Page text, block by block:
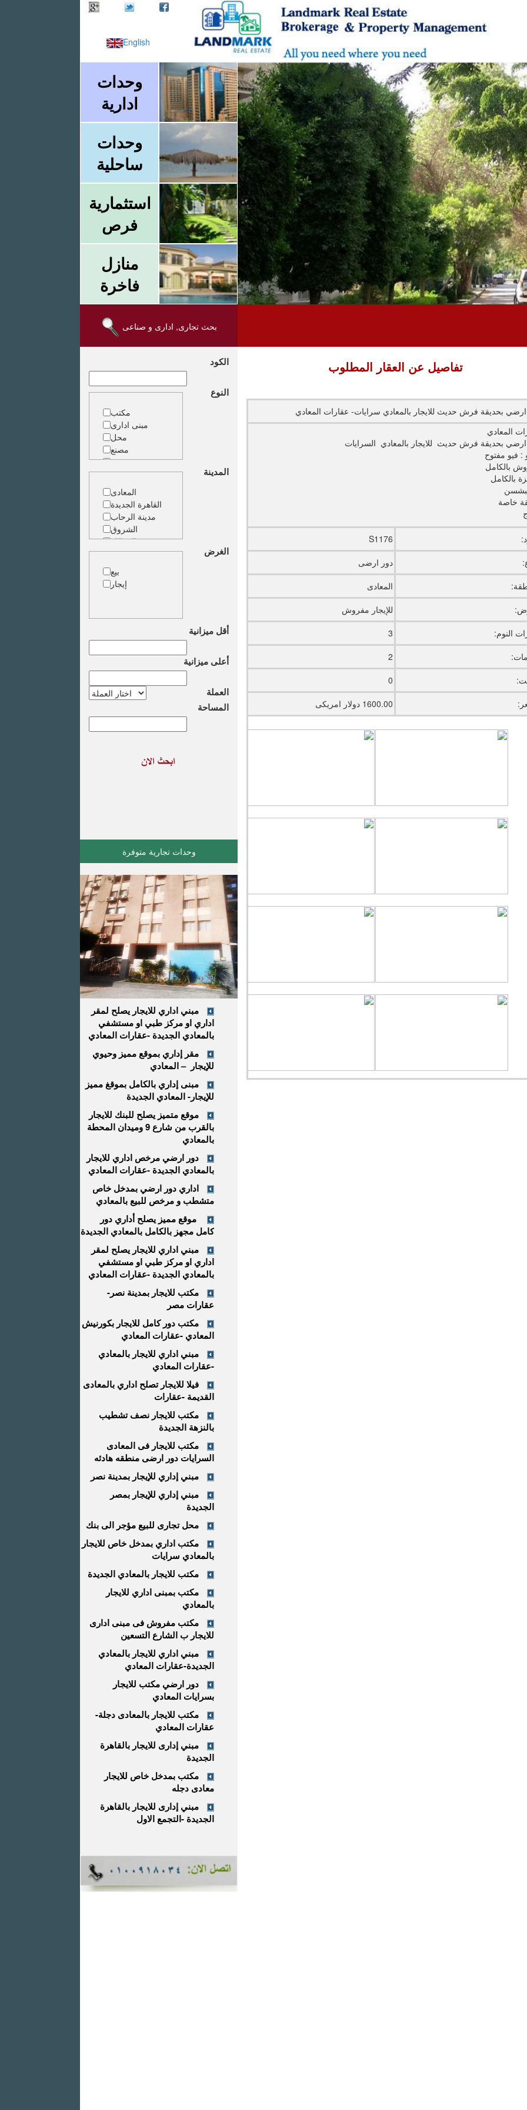
English
وحدات
ادارية
وحدات
ساحلية
استثمارية
فرص
منازل
فاخرة
تفاصيل عن العقار المطلوب
بحديقة فرش حديث للايجار بالمعادي سرايات- عقارات المعادي
المعادي
بحديقة فرش حديث للايجار بالمعادي السرايات
: فيو مفتوح
بالكامل
بالكامل
خاصة
S1176
دور ارضى
المعادى
للإيجار مفروش
النوم:
3
2
0
1600.00 دولار امريكى
بحث تجارى, ادارى و صناعى
الكود
النوع
مكتب
مبنى ادارى
محل
مصنع
مخزن
ارض خدمات
المدينة
المعادى
القاهرة الجديدة
مدينة الرحاب
الشروق
الزمالك
جاردن سيتى
المهندسين
الجيزة
مدينة نصر
السادس من
طريق القاهرة
الاسكندرية
العين السخنة
الساحل الشمالى
الغرض
بيع
إيجار
أقل ميزانية
أعلى ميزانية
العملة
المساحة
وحدات تجارية متوفرة
مبني اداري للايجار يصلح لمقر
اداري او مركز طبي او مستشفي
بالمعادي الجديدة -عقارات المعادي
مقر إداري بموقع مميز وحيوي
للإيجار – المعادي
مبنى إداري بالكامل بموقغ مميز
للإيجار- المعادي الجديدة
موقع متميز يصلح للبنك للايجار
بالقرب من شارع 9 وميدان المحطة
بالمعادي
دور ارضي مرخص اداري للايجار
بالمعادي الجديدة -عقارات المعادي
اداري دور ارضي بمدخل خاص
متشطب و مرخص للبيع بالمعادي
موقع مميز يصلح أداري دور
كامل مجهز بالكامل بالمعادي الجديدة
مبني اداري للايجار يصلح لمقر
اداري او مركز طبي او مستشفي
بالمعادي الجديدة -عقارات المعادي
مكتب للايجار بمدينة نصر-
عقارات مصر
مكتب دور كامل للايجار بكورنيش
المعادي -عقارات المعادي
مبني اداري للايجار بالمعادي
-عقارات المعادي
فيلا للايجار تصلح اداري بالمعادى
القديمة -عقارات
مكتب للايجار نصف تشطيب
بالنزهة الجديدة
مكتب للايجار فى المعادى
السرايات دور ارضى منطقه هادئه
مبني إداري للإيجار بمدينة نصر
مبني إداري للإيجار بمصر
الجديدة
محل تجارى للبيع مؤجر الى بنك
مكتب اداري بمدخل خاص للايجار
بالمعادي سرايات
مكتب للايجار بالمعادي الجديدة
مكتب بمبنى اداري للايجار
بالمعادي
مكتب مفروش فى مبنى ادارى
للايجار ب الشارع التسعين
مبني اداري للايجار بالمعادي
الجديدة-عقارات المعادي
دور ارضي مكتب للايجار
بسرايات المعادي
مكتب للايجار بالمعادى دجلة-
عقارات المعادي
مبني إدارى للايجار بالقاهرة
الجديدة
مكتب بمدخل خاص للايجار
معادى دجله
مبني إدارى للايجار بالقاهرة
الجديدة -التجمع الاول